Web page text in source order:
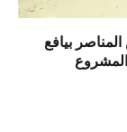
بيافع